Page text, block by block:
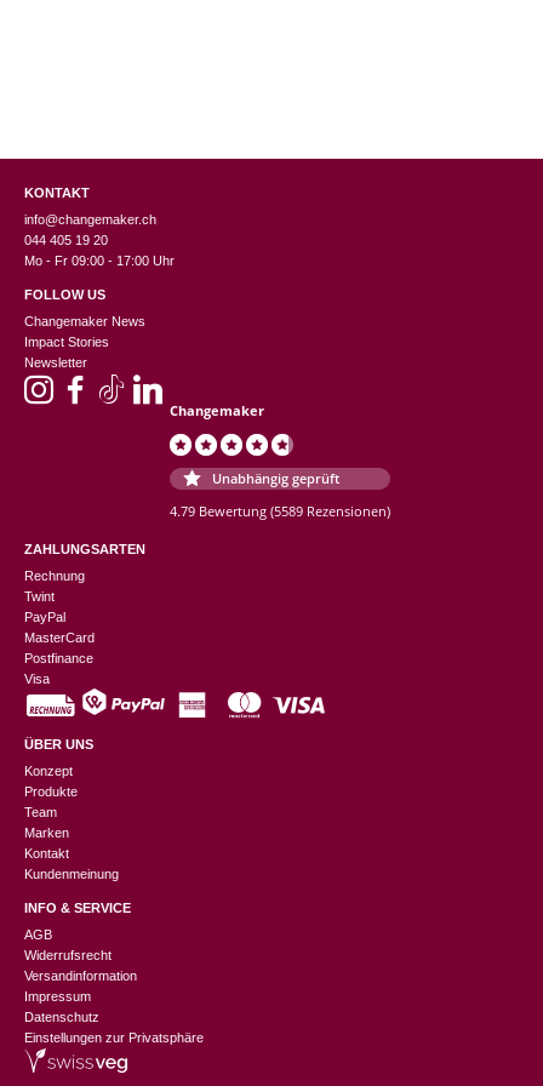
KONTAKT
info@changemaker.ch
044 405 19 20
Mo - Fr 09:00 - 17:00 Uhr
FOLLOW US
Changemaker News
Impact Stories
Newsletter
Changemaker
Unabhängig geprüft
4.79 Bewertung (5589 Rezensionen)
ZAHLUNGSARTEN
Rechnung
Twint
PayPal
MasterCard
Postfinance
Visa
ÜBER UNS
Konzept
Produkte
Team
Marken
Kontakt
Kundenmeinung
INFO & SERVICE
AGB
Widerrufsrecht
Versandinformation
Impressum
Datenschutz
Einstellungen zur Privatsphäre